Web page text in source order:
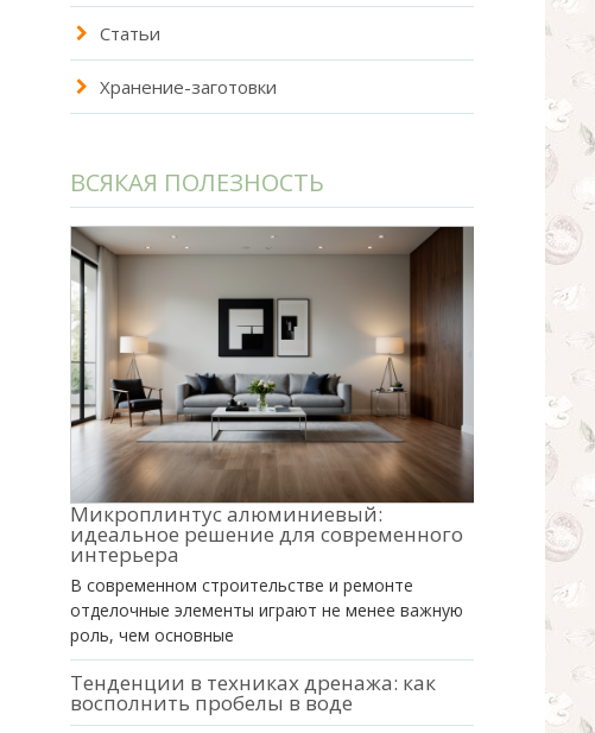
Статьи
Хранение-заготовки
ВСЯКАЯ ПОЛЕЗНОСТЬ
Микроплинтус алюминиевый:
идеальное решение для современного
интерьера
В современном строительстве и ремонте
отделочные элементы играют не менее важную
роль, чем основные
Тенденции в техниках дренажа: как
восполнить пробелы в воде